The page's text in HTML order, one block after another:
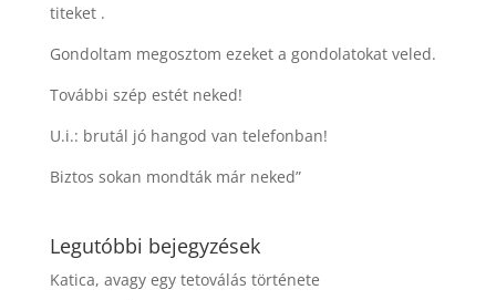
titeket .
Gondoltam megosztom ezeket a gondolatokat veled.
További szép estét neked!
U.i.: brutál jó hangod van telefonban!
Biztos sokan mondták már neked”
Legutóbbi bejegyzések
Katica, avagy egy tetoválás története